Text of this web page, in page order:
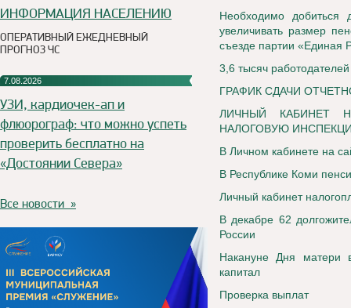
ИНФОРМАЦИЯ НАСЕЛЕНИЮ
ОПЕРАТИВНЫЙ ЕЖЕДНЕВНЫЙ
ПРОГНОЗ ЧС
7.08.2026
УЗИ, кардиочек-ап и
флюорограф: что можно успеть
проверить бесплатно на
«Достоянии Севера»
Все новости »
Необходимо добиться
увеличивать размер
съезде партии «Единая
3,6 тысяч
ГРАФИК СДАЧИ
ЛИЧНЫЙ КАБИНЕТ
НАЛОГОВУЮ
В Личном кабинете на
В Республике Коми
Личный кабинет
В декабре 62
России
Накануне Дня матери
капитал
Проверка выплат